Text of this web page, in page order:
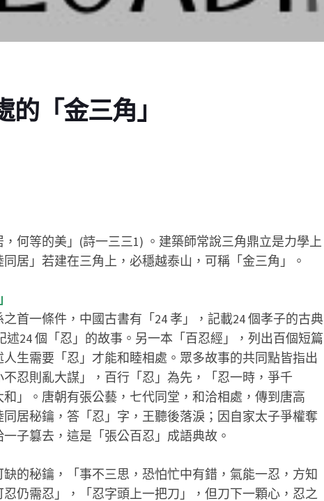
的「金三角」
，何等的美」(詩一三三1) 。建築師常說三角鼎立是力學上
居」若建在三角上，必穩越泰山，可稱「金三角」。
之首一條件，中國古書有「24 孝」，記載24 個孝子的古典
述24 個「忍」的故事。另一本「百忍經」，列出百個短篇
生需要「忍」才能和睦相處。眾多故事的共同點皆指出
忍則亂大謀」，百行「忍」為先，「忍一時，爭千
」。唐朝有張公藝，七代同堂，和洽相處，傳到唐高
居秘鑰，答「忍」字，王聽後落淚；因自家太子爭權奪
子篡去，這是「張公百忍」成語典故。
缺的秘鑰，「事不三思，恐怕忙中有錯，氣能一忍，方知
仍需忍」，「忍字頭上一把刀」，但刀下一顆心，忍之